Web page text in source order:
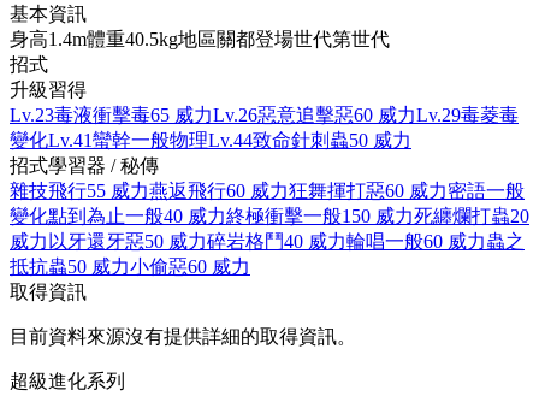
基本資訊
身高1.4m體重40.5kg地區關都登場世代第世代
招式
升級習得
Lv.23毒液衝擊毒65 威力Lv.26惡意追擊惡60 威力Lv.29毒菱毒
變化Lv.41蠻幹一般物理Lv.44致命針刺 蟲50 威力
招式學習器 / 秘傳
雜技飛行55 威力燕返飛行60 威力狂舞揮打惡60 威力密語一般
變化點到為止一般40 威力終極衝擊一般150 威力死纏爛打蟲20
威力 以牙還牙惡50 威力碎岩格鬥40 威力輪唱一般60 威力蟲之
抵抗蟲50 威力小偷惡60 威力
取得資訊
目前資料來源沒有提供詳細的取得資訊。
超級進化系列